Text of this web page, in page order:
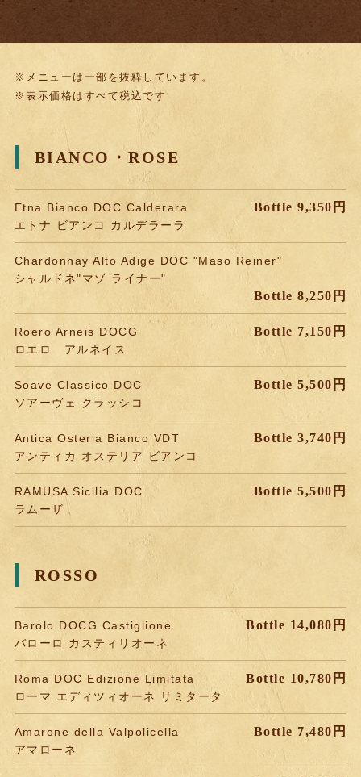
※メニューは一部を抜粋しています。
※表示価格はすべて税込です
BIANCO・ROSE
Etna Bianco DOC Calderara
エトナ ビアンコ カルデラーラ
Bottle 9,350円
Chardonnay Alto Adige DOC "Maso Reiner"
シャルドネ"マゾ ライナー"
Bottle 8,250円
Roero Arneis DOCG
ロエロ アルネイス
Bottle 7,150円
Soave Classico DOC
ソアーヴェ クラッシコ
Bottle 5,500円
Antica Osteria Bianco VDT
アンティカ オステリア ビアンコ
Bottle 3,740円
RAMUSA Sicilia DOC
ラムーザ
Bottle 5,500円
ROSSO
Barolo DOCG Castiglione
バローロ カスティリオーネ
Bottle 14,080円
Roma DOC Edizione Limitata
ローマ エディツィオーネ リミタータ
Bottle 10,780円
Amarone della Valpolicella
アマローネ
Bottle 7,480円